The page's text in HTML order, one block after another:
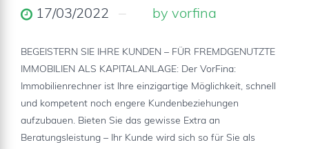
17/03/2022 by vorfina
BEGEISTERN SIE IHRE KUNDEN – FÜR FREMDGENUTZTE
IMMOBILIEN ALS KAPITALANLAGE: Der VorFina:
Immobilienrechner ist Ihre einzigartige Möglichkeit, schnell
und kompetent noch engere Kundenbeziehungen
aufzubauen. Bieten Sie das gewisse Extra an
Beratungsleistung – Ihr Kunde wird sich so für Sie als